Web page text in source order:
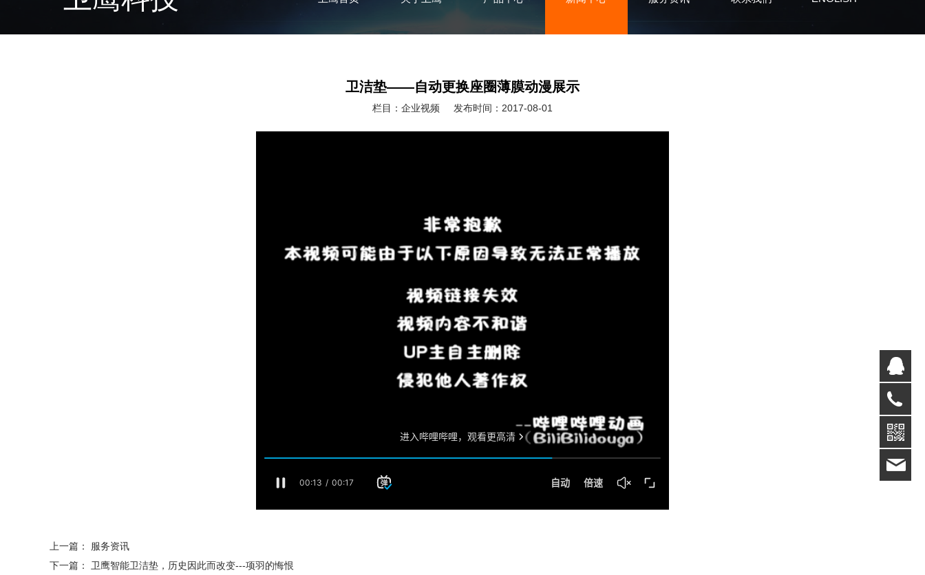
卫洁垫——自动更换座圈薄膜动漫展示
栏目：企业视频 发布时间：2017-08-01
上一篇： 服务资讯
下一篇： 卫鹰智能卫洁垫，历史因此而改变---项羽的悔恨